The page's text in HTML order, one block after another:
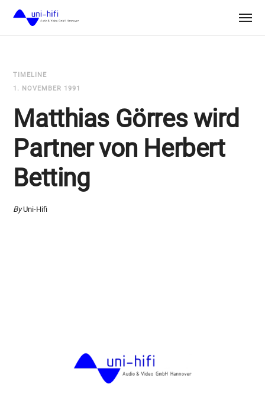
TIMELINE
1. NOVEMBER 1991
Matthias Görres wird
Partner von Herbert
Betting
ByUni-Hifi